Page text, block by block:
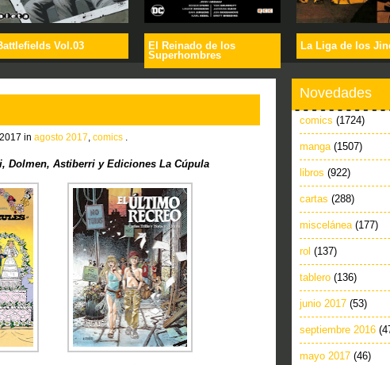
Vol.03
El Reinado de los
Superhombres
La Liga de los
in agosto 2017 comics
Dolmen, Astiberri y Ediciones La Cúpula
Novedades
comics (1724)
manga (1507)
libros (922)
cartas (288)
miscelánea (177)
rol (137)
tablero (136)
junio 2017 (53)
septiembre 2016
mayo 2017 (46)